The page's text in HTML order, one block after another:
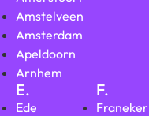
Amstelveen
Amsterdam
Apeldoorn
Arnhem
E.
Ede
F.
Franeker